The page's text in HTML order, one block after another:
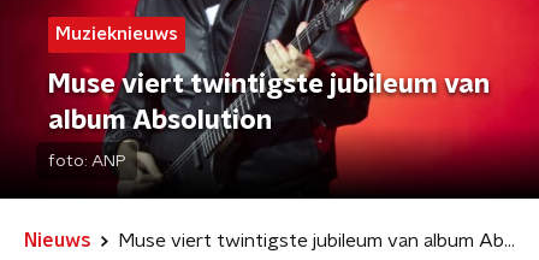
Muzieknieuws
Muse viert twintigste jubileum van
album Absolution
foto: ANP
Nieuws Muse viert twintigste jubileum van album Absolution